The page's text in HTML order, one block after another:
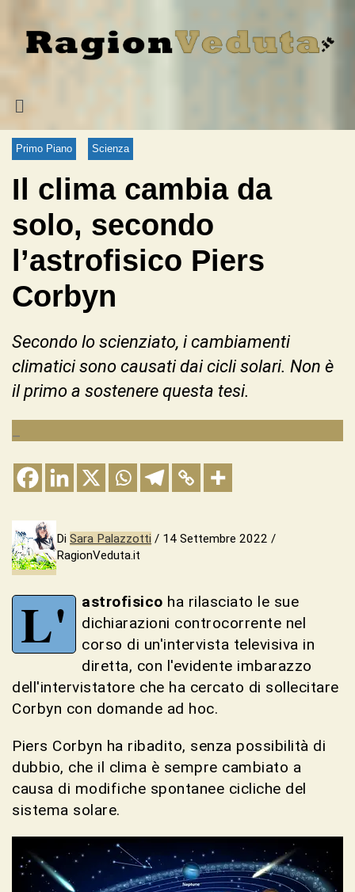
Primo Piano Scienza
Il clima cambia da
solo, secondo
l’astrofisico Piers
Corbyn
Secondo lo scienziato, i cambiamenti
climatici sono causati dai cicli solari. Non è
il primo a sostenere questa tesi.
DiSara Palazzotti / 14 Settembre 2022 /
RagionVeduta.it
L' astrofisico ha rilasciato le sue
dichiarazioni controcorrente nel
corso di un'intervista televisiva in
diretta, con l'evidente imbarazzo
dell'intervistatore che ha cercato di sollecitare
Corbyn con domande ad hoc.
Piers Corbyn ha ribadito, senza possibilità di
dubbio, che il clima è sempre cambiato a
causa di modifiche spontanee cicliche del
sistema solare.